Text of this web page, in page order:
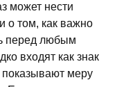
может нести
о том, как важно
перед любым
входят как знак
показывают меру